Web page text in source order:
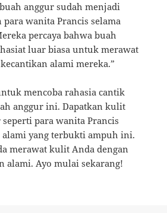
anggur sudah menjadi
wanita Prancis selama
percaya bahwa buah
luar biasa untuk merawat
alami mereka.”
mencoba rahasia cantik
anggur ini. Dapatkan kulit
para wanita Prancis
alami yang terbukti ampuh ini.
merawat kulit Anda dengan
alami. Ayo mulai sekarang!